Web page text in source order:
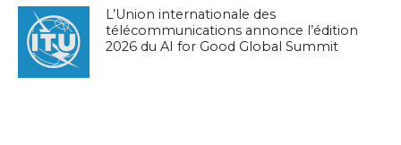
L’Union internationale des
télécommunications annonce l’édition
2026 du AI for Good Global Summit